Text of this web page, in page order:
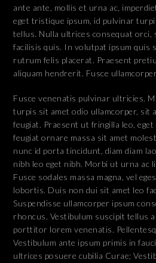
ante ante, mollis et urna ac,
eget tristique ipsum, id pulvinar
tellus. Nulla ultrices consequat orci,
facilisis quis. In volutpat ipsum quis
rutrum felis placerat. Praesent
aliquam hendrerit. Fusce
Fusce venenatis pulvinar ultricies.
turpis sit amet odio ullamcorper, sit
feugiat. Praesent ut fringilla leo, eget
feugiat ornare massa sit amet
nunc id porta tincidunt, diam diam
nibh leo eget nibh. Morbi ut urna ac
Fusce sodales massa magna, vel
lobortis. Duis non dui sit amet leo
Suspendisse ullamcorper ipsum
rhoncus. Vestibulum suscipit tellus
porttitor lorem venenatis.
Vestibulum ante ipsum primis in
ultrices posuere cubilia Curae;